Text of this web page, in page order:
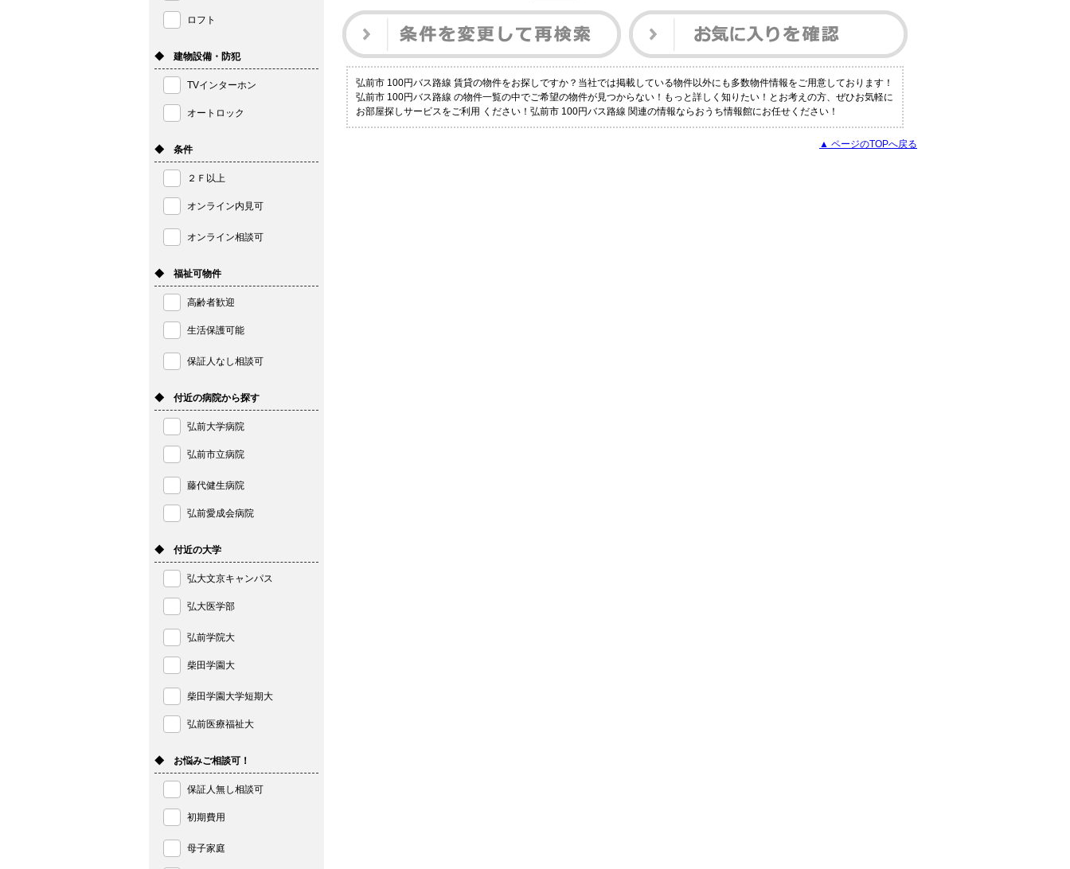
弘前市 100円バス路線 賃貸の物件をお探しですか？当社では掲載している物件以外にも多数物件情報をご用意しております！
弘前市 100円バス路線 の物件一覧の中でご希望の物件が見つからない！もっと詳しく知りたい！とお考えの方、ぜひお気軽に
お部屋探しサービスをご利用 ください！弘前市 100円バス路線 関連の情報ならおうち情報館にお任せください！
▲ ページのTOPへ戻る
ロフト
◆ 建物設備・防犯
TVインターホン
オートロック
◆ 条件
２Ｆ以上
オンライン内見可
オンライン相談可
◆ 福祉可物件
高齢者歓迎
生活保護可能
保証人なし相談可
◆ 付近の病院から探す
弘前大学病院
弘前市立病院
藤代健生病院
弘前愛成会病院
◆ 付近の大学
弘大文京キャンパス
弘大医学部
弘前学院大
柴田学園大
柴田学園大学短期大
弘前医療福祉大
◆ お悩みご相談可！
保証人無し相談可
初期費用
母子家庭